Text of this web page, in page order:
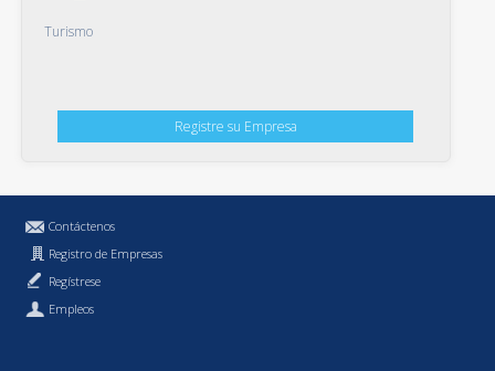
Turismo
Registre su Empresa
Contáctenos
Registro de Empresas
Regístrese
Empleos